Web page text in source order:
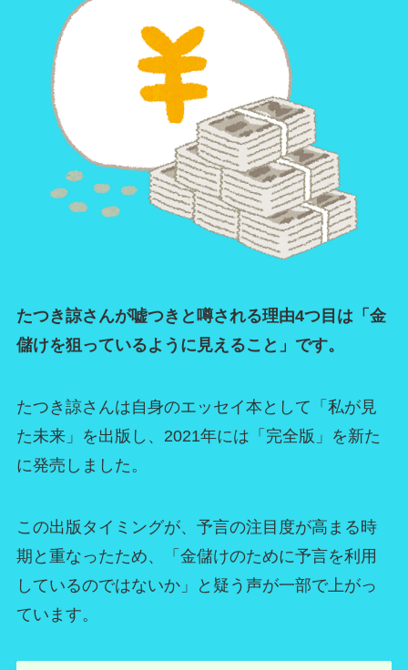
たつき諒さんが嘘つきと噂される理由4つ目は「金
儲けを狙っているように見えること」です。
たつき諒さんは自身のエッセイ本として「私が見
た未来」を出版し、2021年には「完全版」を新た
に発売しました。
この出版タイミングが、予言の注目度が高まる時
期と重なったため、「金儲けのために予言を利用
しているのではないか」と疑う声が一部で上がっ
ています。